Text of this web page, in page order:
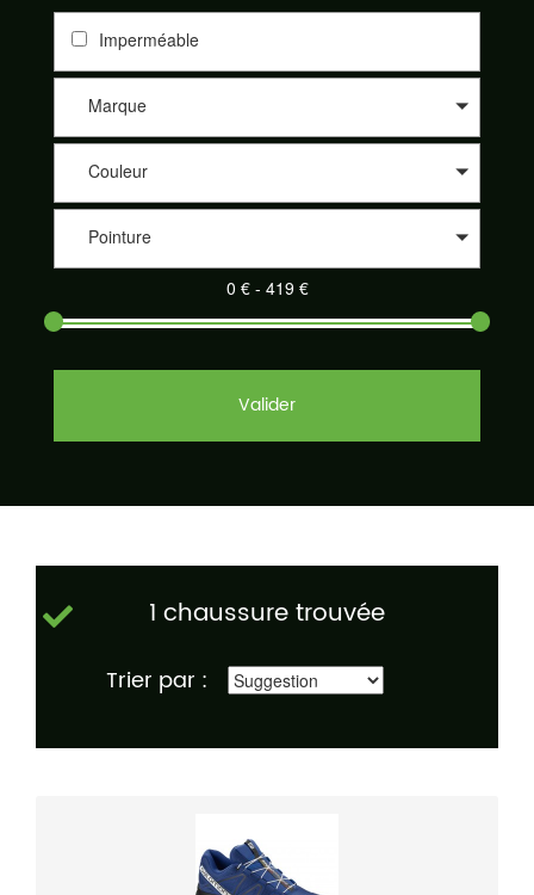
Imperméable
Marque
Couleur
Pointure
Valider
1 chaussure trouvée
Trier par :